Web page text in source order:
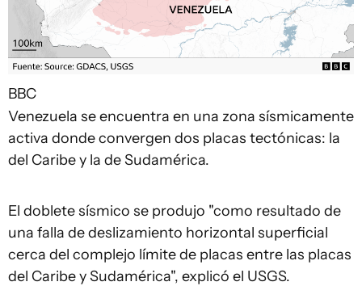
BBC
Venezuela se encuentra en una zona sísmicamente
activa donde convergen dos placas tectónicas: la
del Caribe y la de Sudamérica.
El doblete sísmico se produjo "como resultado de
una falla de deslizamiento horizontal superficial
cerca del complejo límite de placas entre las placas
del Caribe y Sudamérica", explicó el USGS.